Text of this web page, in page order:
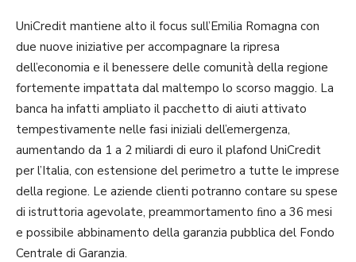
UniCredit mantiene alto il focus sull’Emilia Romagna con
due nuove iniziative per accompagnare la ripresa
dell’economia e il benessere delle comunità della regione
fortemente impattata dal maltempo lo scorso maggio. La
banca ha infatti ampliato il pacchetto di aiuti attivato
tempestivamente nelle fasi iniziali dell’emergenza,
aumentando da 1 a 2 miliardi di euro il plafond UniCredit
per l’Italia, con estensione del perimetro a tutte le imprese
della regione. Le aziende clienti potranno contare su spese
di istruttoria agevolate, preammortamento ﬁno a 36 mesi
e possibile abbinamento della garanzia pubblica del Fondo
Centrale di Garanzia.